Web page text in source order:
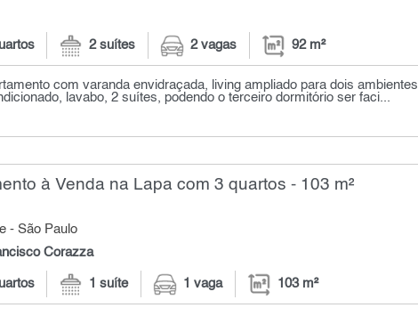
2 suítes 2 vagas 92 m²
com varanda envidraçada, living ampliado para dois ambientes
lavabo, 2 suítes, podendo o terceiro dormitório ser faci...
à Venda na Lapa com 3 quartos - 103 m²
- São Paulo
Corazza
1 suíte 1 vaga 103 m²